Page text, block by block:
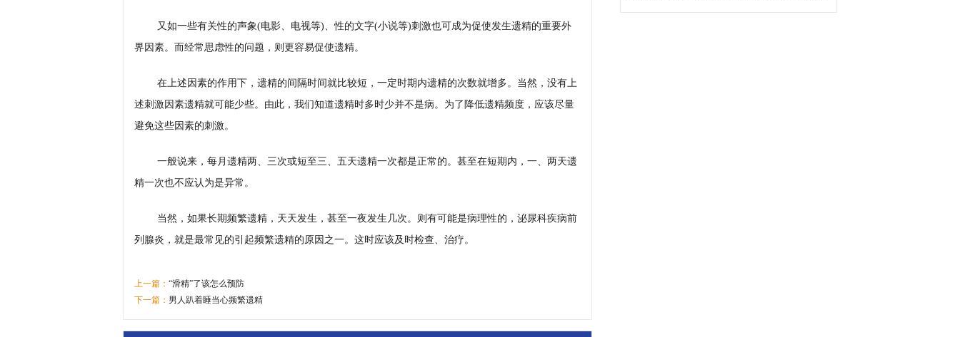
又如一些有关性的声象(电影、电视等)、性的文字(小说等)刺激也可成为促使发生遗精的重要外
界因素。而经常思虑性的问题，则更容易促使遗精。
在上述因素的作用下，遗精的间隔时间就比较短，一定时期内遗精的次数就增多。当然，没有上
述刺激因素遗精就可能少些。由此，我们知道遗精时多时少并不是病。为了降低遗精频度，应该尽量
避免这些因素的刺激。
一般说来，每月遗精两、三次或短至三、五天遗精一次都是正常的。甚至在短期内，一、两天遗
精一次也不应认为是异常。
当然，如果长期频繁遗精，天天发生，甚至一夜发生几次。则有可能是病理性的，泌尿科疾病前
列腺炎，就是最常见的引起频繁遗精的原因之一。这时应该及时检查、治疗。
上一篇： “滑精”了该怎么预防
下一篇： 男人趴着睡当心频繁遗精